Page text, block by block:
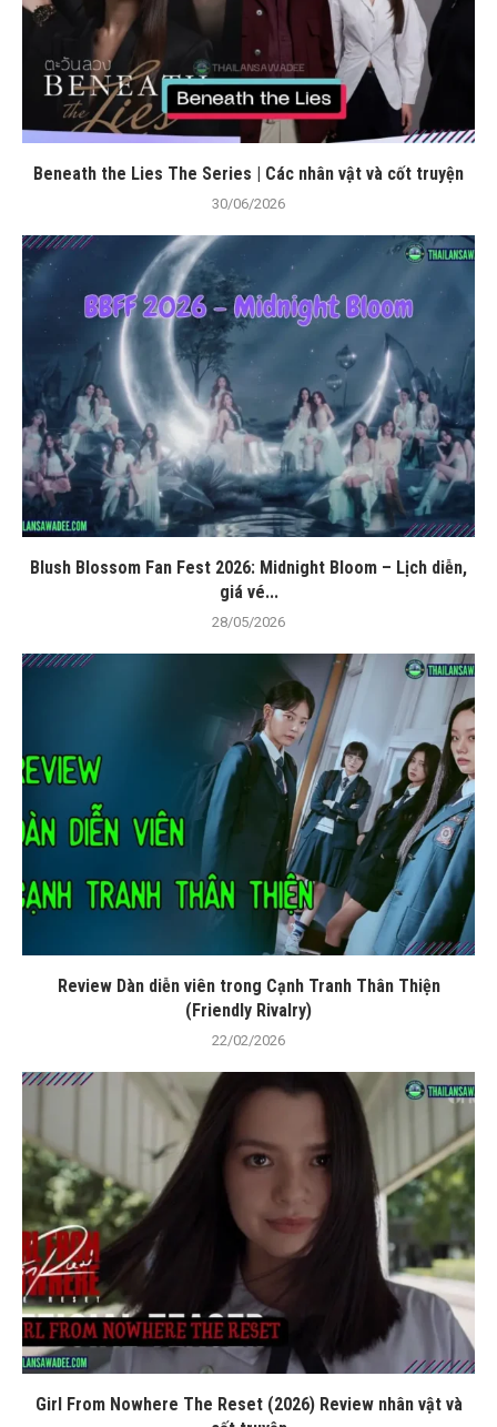
Beneath the Lies The Series | Các nhân vật và cốt truyện
30/06/2026
Blush Blossom Fan Fest 2026: Midnight Bloom – Lịch diễn,
giá vé...
28/05/2026
Review Dàn diễn viên trong Cạnh Tranh Thân Thiện
(Friendly Rivalry)
22/02/2026
Girl From Nowhere The Reset (2026) Review nhân vật và